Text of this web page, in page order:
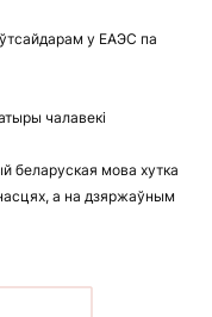
у ЕАЭС па
чалавекі
беларуская мова хутка
а на дзяржаўным